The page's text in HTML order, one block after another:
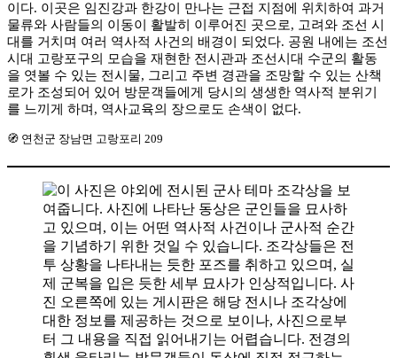
이다. 이곳은 임진강과 한강이 만나는 근접 지점에 위치하여 과거
물류와 사람들의 이동이 활발히 이루어진 곳으로, 고려와 조선 시
대를 거치며 여러 역사적 사건의 배경이 되었다. 공원 내에는 조선
시대 고랑포구의 모습을 재현한 전시관과 조선시대 수군의 활동
을 엿볼 수 있는 전시물, 그리고 주변 경관을 조망할 수 있는 산책
로가 조성되어 있어 방문객들에게 당시의 생생한 역사적 분위기
를 느끼게 하며, 역사교육의 장으로도 손색이 없다.
🧭 연천군 장남면 고랑포리 209